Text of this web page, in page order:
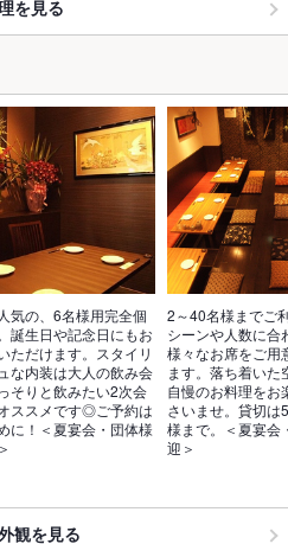
を見る
気の、6名様用完全個
誕生日や記念日にもお
ただけます。スタイリ
な内装は大人の飲み会
そりと飲みたい2次会
ススメです◎ご予約は
に！＜夏宴会・団体様
2～40名様までご
シーンや人数に合
様々なお席をご用
ます。落ち着いた
自慢のお料理をお
さいませ。貸切は
様まで。＜夏宴会
迎＞
観を見る